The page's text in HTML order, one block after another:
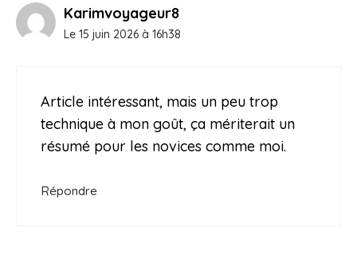
Karimvoyageur8
Le 15 juin 2026 à 16h38
Article intéressant, mais un peu trop
technique à mon goût, ça mériterait un
résumé pour les novices comme moi.
Répondre